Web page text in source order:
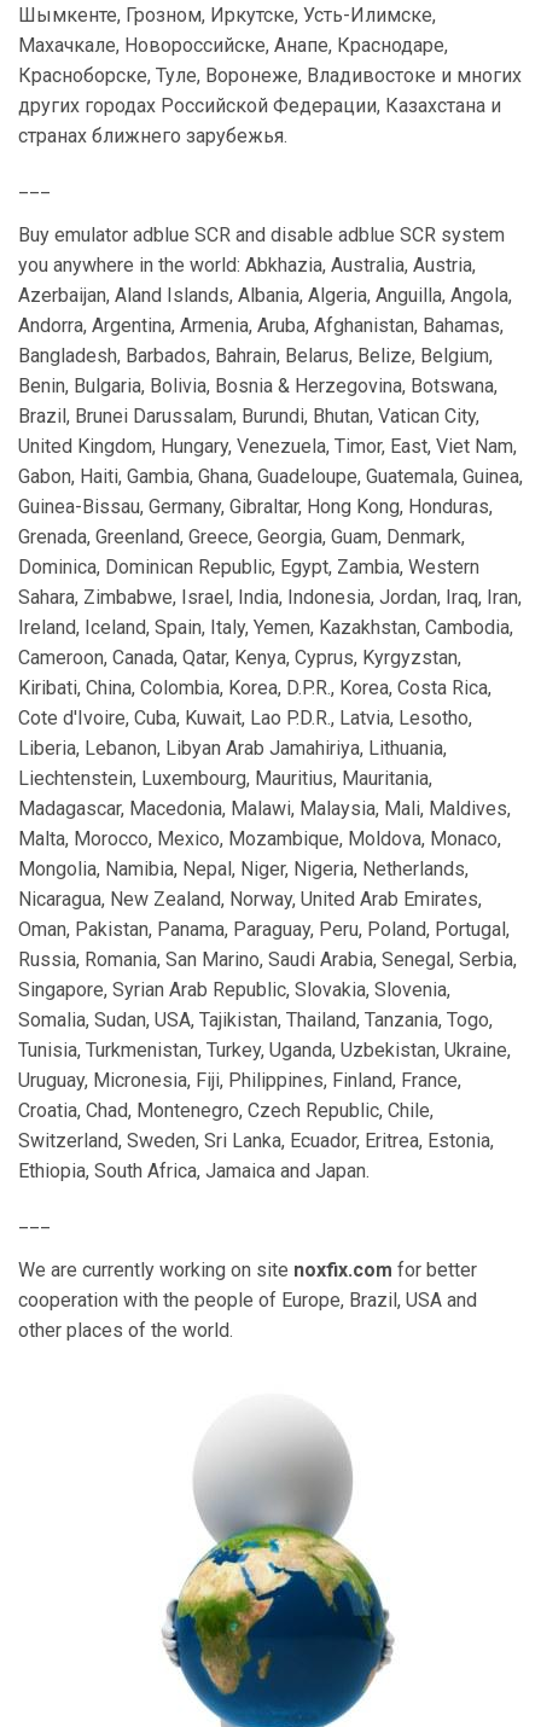
Шымкенте, Грозном, Иркутске, Усть-Илимске,
Махачкале, Новороссийске, Анапе, Краснодаре,
Красноборске, Туле, Воронеже, Владивостоке и многих
других городах Российской Федерации, Казахстана и
странах ближнего зарубежья.
Buy emulator adblue SCR and disable adblue SCR system
you anywhere in the world: Abkhazia, Australia, Austria,
Azerbaijan, Aland Islands, Albania, Algeria, Anguilla, Angola,
Andorra, Argentina, Armenia, Aruba, Afghanistan, Bahamas,
Bangladesh, Barbados, Bahrain, Belarus, Belize, Belgium,
Benin, Bulgaria, Bolivia, Bosnia & Herzegovina, Botswana,
Brazil, Brunei Darussalam, Burundi, Bhutan, Vatican City,
United Kingdom, Hungary, Venezuela, Timor, East, Viet Nam,
Gabon, Haiti, Gambia, Ghana, Guadeloupe, Guatemala, Guinea,
Guinea-Bissau, Germany, Gibraltar, Hong Kong, Honduras,
Grenada, Greenland, Greece, Georgia, Guam, Denmark,
Dominica, Dominican Republic, Egypt, Zambia, Western
Sahara, Zimbabwe, Israel, India, Indonesia, Jordan, Iraq, Iran,
Ireland, Iceland, Spain, Italy, Yemen, Kazakhstan, Cambodia,
Cameroon, Canada, Qatar, Kenya, Cyprus, Kyrgyzstan,
Kiribati, China, Colombia, Korea, D.P.R., Korea, Costa Rica,
Cote d'Ivoire, Cuba, Kuwait, Lao P.D.R., Latvia, Lesotho,
Liberia, Lebanon, Libyan Arab Jamahiriya, Lithuania,
Liechtenstein, Luxembourg, Mauritius, Mauritania,
Madagascar, Macedonia, Malawi, Malaysia, Mali, Maldives,
Malta, Morocco, Mexico, Mozambique, Moldova, Monaco,
Mongolia, Namibia, Nepal, Niger, Nigeria, Netherlands,
Nicaragua, New Zealand, Norway, United Arab Emirates,
Oman, Pakistan, Panama, Paraguay, Peru, Poland, Portugal,
Russia, Romania, San Marino, Saudi Arabia, Senegal, Serbia,
Singapore, Syrian Arab Republic, Slovakia, Slovenia,
Somalia, Sudan, USA, Tajikistan, Thailand, Tanzania, Togo,
Tunisia, Turkmenistan, Turkey, Uganda, Uzbekistan, Ukraine,
Uruguay, Micronesia, Fiji, Philippines, Finland, France,
Croatia, Chad, Montenegro, Czech Republic, Chile,
Switzerland, Sweden, Sri Lanka, Ecuador, Eritrea, Estonia,
Ethiopia, South Africa, Jamaica and Japan.
We are currently working on site noxfix.com for better
cooperation with the people of Europe, Brazil, USA and
other places of the world.